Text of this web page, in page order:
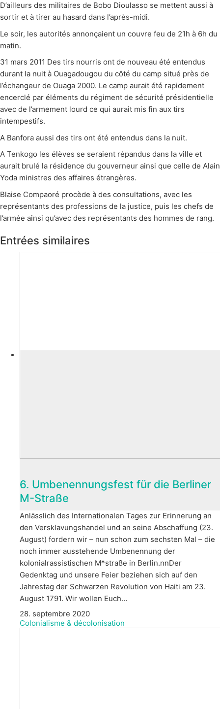
D’ailleurs des militaires de Bobo Dioulasso se mettent aussi à
sortir et à tirer au hasard dans l’après-midi.
Le soir, les autorités annonçaient un couvre feu de 21h à 6h du
matin.
31 mars 2011 Des tirs nourris ont de nouveau été entendus
durant la nuit à Ouagadougou du côté du camp situé près de
l’échangeur de Ouaga 2000. Le camp aurait été rapidement
encerclé par éléments du régiment de sécurité présidentielle
avec de l’armement lourd ce qui aurait mis fin aux tirs
intempestifs.
A Banfora aussi des tirs ont été entendus dans la nuit.
A Tenkogo les élèves se seraient répandus dans la ville et
aurait brulé la résidence du gouverneur ainsi que celle de Alain
Yoda ministres des affaires étrangères.
Blaise Compaoré procède à des consultations, avec les
représentants des professions de la justice, puis les chefs de
l’armée ainsi qu’avec des représentants des hommes de rang.
Entrées similaires
6. Umbenennungsfest für die Berliner
M-Straße
Anlässlich des Internationalen Tages zur Erinnerung an
den Versklavungshandel und an seine Abschaffung (23.
August) fordern wir – nun schon zum sechsten Mal – die
noch immer ausstehende Umbenennung der
kolonialrassistischen M*straße in Berlin.nnDer
Gedenktag und unsere Feier beziehen sich auf den
Jahrestag der Schwarzen Revolution von Haiti am 23.
August 1791. Wir wollen Euch…
28. septembre 2020
Colonialisme & décolonisation